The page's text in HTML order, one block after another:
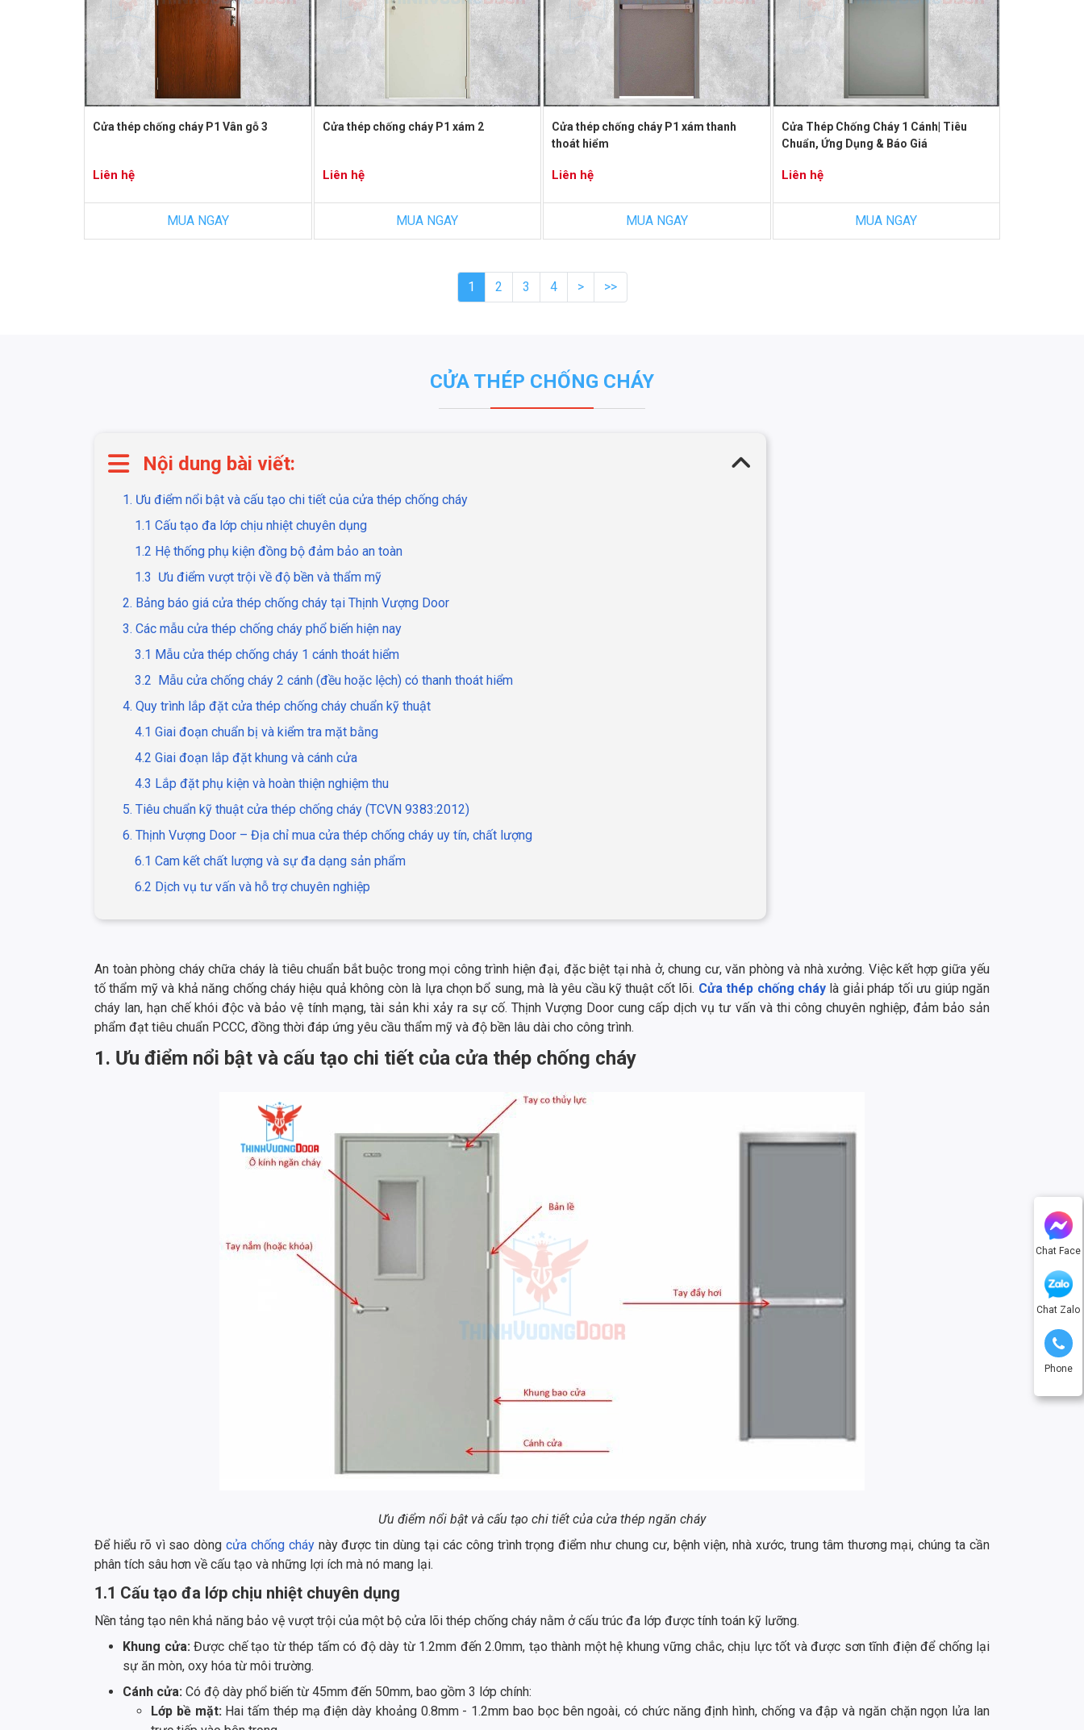
Chat Face
Chat Zalo
Phone
Cửa thép chống cháy P1 Vân gỗ 3
Liên hệ
MUA NGAY
Cửa thép chống cháy P1 xám 2
Liên hệ
MUA NGAY
Cửa thép chống cháy P1 xám thanh
thoát hiểm
Liên hệ
MUA NGAY
Cửa Thép Chống Cháy 1 Cánh| Tiêu
Chuẩn, Ứng Dụng & Báo Giá
Liên hệ
MUA NGAY
1 2 3 4 > >>
CỬA THÉP CHỐNG CHÁY
Nội dung bài viết:
1. Ưu điểm nổi bật và cấu tạo chi tiết của cửa thép chống cháy
1.1 Cấu tạo đa lớp chịu nhiệt chuyên dụng
1.2 Hệ thống phụ kiện đồng bộ đảm bảo an toàn
1.3 Ưu điểm vượt trội về độ bền và thẩm mỹ
2. Bảng báo giá cửa thép chống cháy tại Thịnh Vượng Door
3. Các mẫu cửa thép chống cháy phổ biến hiện nay
3.1 Mẫu cửa thép chống cháy 1 cánh thoát hiểm
3.2 Mẫu cửa chống cháy 2 cánh (đều hoặc lệch) có thanh thoát hiểm
4. Quy trình lắp đặt cửa thép chống cháy chuẩn kỹ thuật
4.1 Giai đoạn chuẩn bị và kiểm tra mặt bằng
4.2 Giai đoạn lắp đặt khung và cánh cửa
4.3 Lắp đặt phụ kiện và hoàn thiện nghiệm thu
5. Tiêu chuẩn kỹ thuật cửa thép chống cháy (TCVN 9383:2012)
6. Thịnh Vượng Door – Địa chỉ mua cửa thép chống cháy uy tín, chất lượng
6.1 Cam kết chất lượng và sự đa dạng sản phẩm
6.2 Dịch vụ tư vấn và hỗ trợ chuyên nghiệp
An toàn phòng cháy chữa cháy là tiêu chuẩn bắt buộc trong mọi công trình hiện đại, đặc biệt tại nhà ở, chung cư, văn phòng và nhà xưởng. Việc kết hợp giữa yếu
tố thẩm mỹ và khả năng chống cháy hiệu quả không còn là lựa chọn bổ sung, mà là yêu cầu kỹ thuật cốt lõi. Cửa thép chống cháy là giải pháp tối ưu giúp ngăn
cháy lan, hạn chế khói độc và bảo vệ tính mạng, tài sản khi xảy ra sự cố. Thịnh Vượng Door cung cấp dịch vụ tư vấn và thi công chuyên nghiệp, đảm bảo sản
phẩm đạt tiêu chuẩn PCCC, đồng thời đáp ứng yêu cầu thẩm mỹ và độ bền lâu dài cho công trình.
1. Ưu điểm nổi bật và cấu tạo chi tiết của cửa thép chống cháy
Ưu điểm nổi bật và cấu tạo chi tiết của cửa thép ngăn cháy
Để hiểu rõ vì sao dòngcửa chống cháynày được tin dùng tại các công trình trọng điểm như chung cư, bệnh viện, nhà xước, trung tâm thương mại, chúng ta cần
phân tích sâu hơn về cấu tạo và những lợi ích mà nó mang lại.
1.1 Cấu tạo đa lớp chịu nhiệt chuyên dụng
Nền tảng tạo nên khả năng bảo vệ vượt trội của một bộ cửa lõi thép chống cháy nằm ở cấu trúc đa lớp được tính toán kỹ lưỡng.
Khung cửa: Được chế tạo từ thép tấm có độ dày từ 1.2mm đến 2.0mm, tạo thành một hệ khung vững chắc, chịu lực tốt và được sơn tĩnh điện để chống lại
sự ăn mòn, oxy hóa từ môi trường.
Cánh cửa: Có độ dày phổ biến từ 45mm đến 50mm, bao gồm 3 lớp chính:
Lớp bề mặt: Hai tấm thép mạ điện dày khoảng 0.8mm - 1.2mm bao bọc bên ngoài, có chức năng định hình, chống va đập và ngăn chặn ngọn lửa lan